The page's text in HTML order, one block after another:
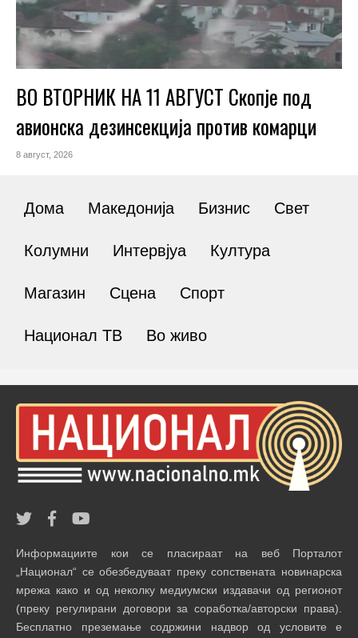
ВО ВТОРНИК НА 11 АВГУСТ Скопје под
авионска дезинсекција против комарци
8 август, 2026
Дома Македонија Бизнис Свет
Колумни Интервјуа Култура
Магазин Сцена Спорт
Национал ТВ Во живо
Информациите кои се пласираат на веб Порталот
„Национал“ се обезбедуваат преку сопствената новинарска
мрежа како и од неколку медиумски издавачи од регионот
(преку регулирани договори за соработка/авторски права).
Бесплатно преземање содржини надвор од условите е